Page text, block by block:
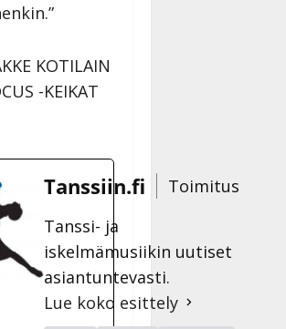
KOTILAIN
-KEIKAT
Tanssiin.fi
Toimitus
Tanssi- ja
iskelmämusiikin uutiset
asiantuntevasti.
Lue koko esittely